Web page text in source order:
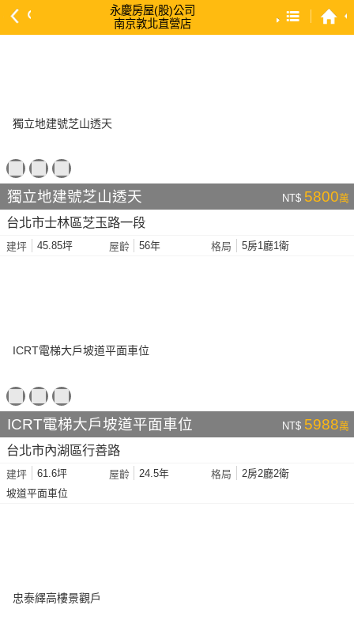
永慶房屋(股)公司
南京敦北直營店
依建物坪數 大 → 小
依土地坪數 大 → 小
獨立地建號芝山透天 NT$ 5800萬
台北市士林區芝玉路一段
建坪 45.85坪 屋齡 56年 格局 5房1廳1衛
ICRT電梯大戶坡道平面車位 NT$ 5988萬
台北市內湖區行善路
建坪 61.6坪 屋齡 24.5年 格局
2房2廳2衛
坡道平面車位